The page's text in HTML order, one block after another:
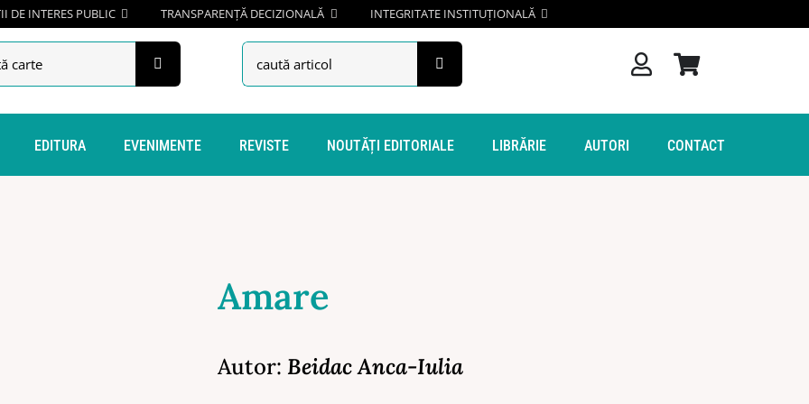
DE INTERES PUBLIC TRANSPARENȚĂ DECIZIONALĂ INTEGRITATE INSTITUȚIONALĂ
Search
for:
EDITURA EVENIMENTE REVISTE NOUTĂȚI EDITORIALE LIBRĂRIE AUTORI CONTACT
Amare
Autor: Beidac Anca-Iulia